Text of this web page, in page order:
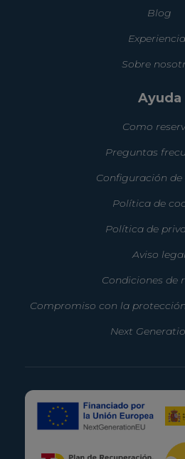
Blog
Sobre
Ayuda
Como
Preguntas
Configuración de
Política de
Política de
Aviso
Condiciones de
Compromiso con la
Next